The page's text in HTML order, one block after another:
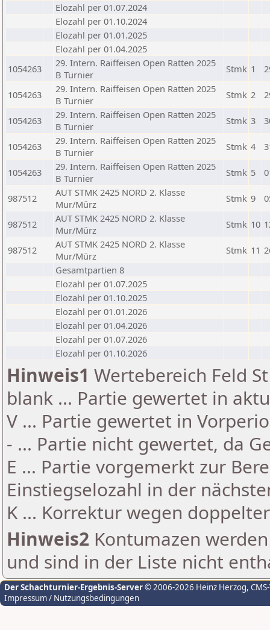
Elozahl per 01.07.2024
Elozahl per 01.10.2024
Elozahl per 01.01.2025
Elozahl per 01.04.2025
1054263
29. Intern. Raiffeisen Open Ratten 2025
B Turnier
Stmk 1
1054263
29. Intern. Raiffeisen Open Ratten 2025
B Turnier
Stmk 2
1054263
29. Intern. Raiffeisen Open Ratten 2025
B Turnier
Stmk 3
1054263
29. Intern. Raiffeisen Open Ratten 2025
B Turnier
Stmk 4
1054263
29. Intern. Raiffeisen Open Ratten 2025
B Turnier
Stmk 5
987512
AUT STMK 2425 NORD 2. Klasse
Mur/Mürz
Stmk 9
987512
AUT STMK 2425 NORD 2. Klasse
Mur/Mürz
Stmk 10
987512
AUT STMK 2425 NORD 2. Klasse
Mur/Mürz
Stmk 11
Gesamtpartien 8
Elozahl per 01.07.2025
Elozahl per 01.10.2025
Elozahl per 01.01.2026
Elozahl per 01.04.2026
Elozahl per 01.07.2026
Elozahl per 01.10.2026
Hinweis1 Wertebereich Feld
blank ... Partie gewertet in
V ... Partie gewertet in
- ... Partie nicht gewertet, da
E ... Partie vorgemerkt zur
Einstiegselozahl in der
K ... Korrektur wegen
Hinweis2 Kontumazen
und sind in der Liste nicht
Der Schachturnier-Ergebnis-Server© 2006-2026 Heinz Herzog,
Impressum / Nutzungsbedingungen